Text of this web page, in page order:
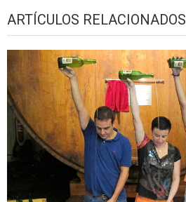
ARTÍCULOS RELACIONADOS